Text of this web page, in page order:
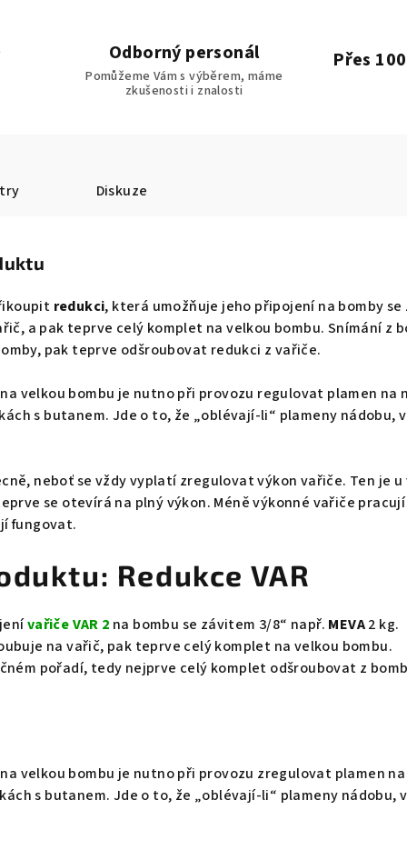
Odborný personál
Pomůžeme Vám s výběrem, máme
zkušenosti i znalosti
Přes
Diskuze
redukci, která umožňuje jeho připojení na bomby
a pak teprve celý komplet na velkou bombu. Snímání z
pak teprve odšroubovat redukci z vařiče.
na velkou bombu je nutno při provozu regulovat plamen
s butanem. Jde o to, že „oblévají-li“ plameny
neboť se vždy vyplatí zregulovat výkon vařiče. Ten je u
se otevírá na plný výkon. Méně výkonné vařiče
fungovat.
Redukce VAR
vařiče VAR 2 na bombu se závitem 3/8“ např. MEVA2 kg.
na vařič, pak teprve celý komplet na velkou bombu.
pořadí, tedy nejprve celý komplet odšroubovat z
na velkou bombu je nutno při provozu zregulovat plamen
s butanem. Jde o to, že „oblévají-li“ plameny